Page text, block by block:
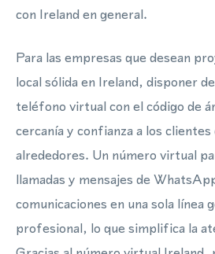
con Ireland en general.
Para las empresas que desean
local sólida en Ireland, disponer
teléfono virtual con el código de
cercanía y confianza a los
alrededores. Un número virtual
llamadas y mensajes de
comunicaciones en una sola línea
profesional, lo que simplifica la